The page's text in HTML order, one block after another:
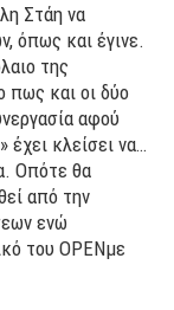
Στάη να
όπως και έγινε.
της
πως και οι δύο
αφού
έχει κλείσει να…
Οπότε θα
από την
ενώ
τουOPENμε